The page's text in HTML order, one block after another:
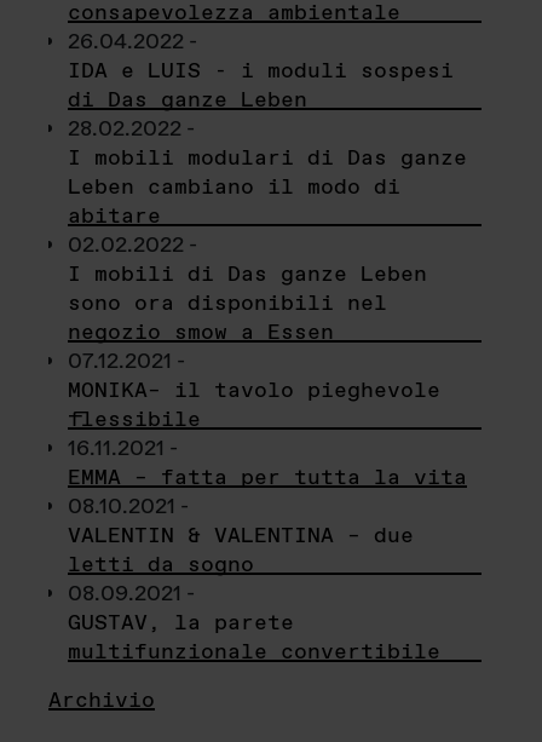
consapevolezza ambientale
26.04.2022 -
IDA e LUIS - i moduli sospesi
di Das ganze Leben
28.02.2022 -
I mobili modulari di Das ganze
Leben cambiano il modo di
abitare
02.02.2022 -
I mobili di Das ganze Leben
sono ora disponibili nel
negozio smow a Essen
07.12.2021 -
MONIKA– il tavolo pieghevole
flessibile
16.11.2021 -
EMMA – fatta per tutta la vita
08.10.2021 -
VALENTIN & VALENTINA – due
letti da sogno
08.09.2021 -
GUSTAV, la parete
multifunzionale convertibile
Archivio